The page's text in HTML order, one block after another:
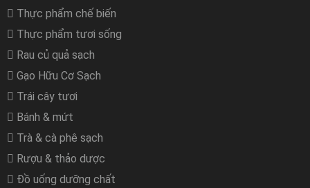
Thực phẩm chế biến
Thực phẩm tươi sống
Rau củ quả sạch
Gạo Hữu Cơ Sạch
Trái cây tươi
Bánh & mứt
Trà & cà phê sạch
Rượu & thảo dược
Đồ uống dưỡng chất